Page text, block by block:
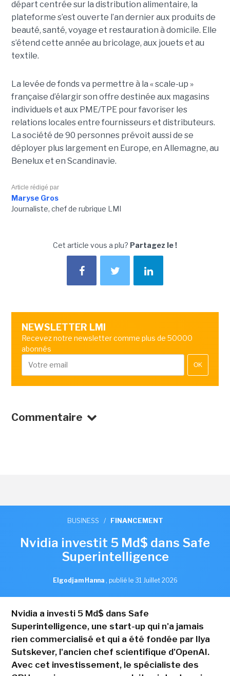
départ centrée sur la distribution alimentaire, la
plateforme s’est ouverte l’an dernier aux produits de
beauté, santé, voyage et restauration à domicile. Elle
s’étend cette année au bricolage, aux jouets et au
textile.
La levée de fonds va permettre à la « scale-up »
française d’élargir son offre destinée aux magasins
individuels et aux PME/TPE pour favoriser les
relations locales entre fournisseurs et distributeurs.
La société de 90 personnes prévoit aussi de se
déployer plus largement en Europe, en Allemagne, au
Benelux et en Scandinavie.
Article rédigé par
Maryse Gros
Journaliste, chef de rubrique LMI
Cet article vous a plu? Partagez le !
NEWSLETTER LMI
Recevez notre newsletter comme plus de 50000
abonnés
OK
Commentaire
BUSINESS / FINANCEMENT
Nvidia investit 5 Md$ dans Safe
Superintelligence
Elgodjam Hanna , publié le 31 Juillet 2026
Nvidia a investi 5 Md$ dans Safe
Superintelligence, une start-up qui n'a jamais
rien commercialisé et qui a été fondée par Ilya
Sutskever, l'ancien chef scientifique d'OpenAI.
Avec cet investissement, le spécialiste des